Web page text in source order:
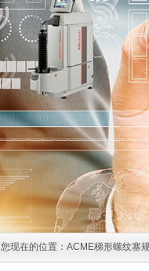
您现在的位置： ACME梯形螺纹塞